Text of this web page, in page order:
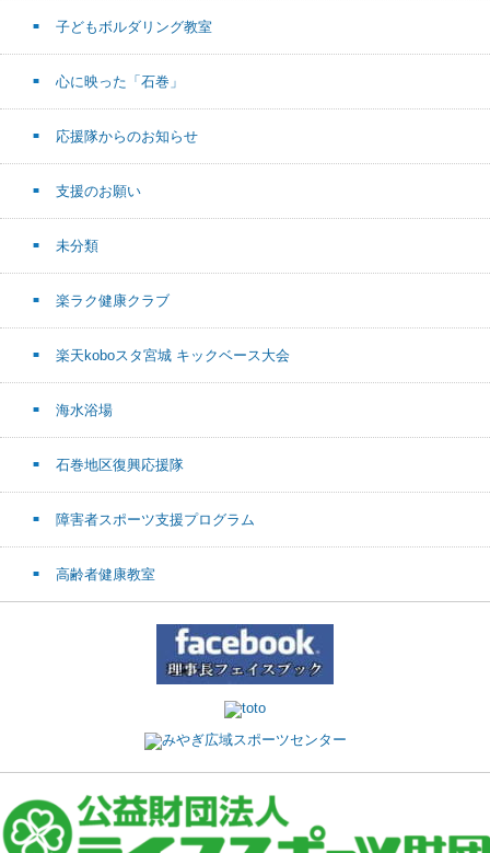
子どもボルダリング教室
心に映った「石巻」
応援隊からのお知らせ
支援のお願い
未分類
楽ラク健康クラブ
楽天koboスタ宮城 キックベース大会
海水浴場
石巻地区復興応援隊
障害者スポーツ支援プログラム
高齢者健康教室